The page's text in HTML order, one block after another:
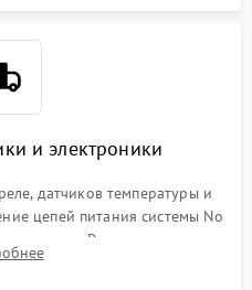
и электроники
датчиков температуры и
цепей питания системы No
Ремонт или замена
сбоях алгоритмов.